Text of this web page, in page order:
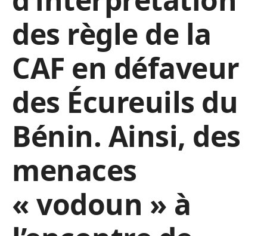
des règle de la
CAF en défaveur
des Écureuils du
Bénin. Ainsi, des
menaces
« vodoun » à